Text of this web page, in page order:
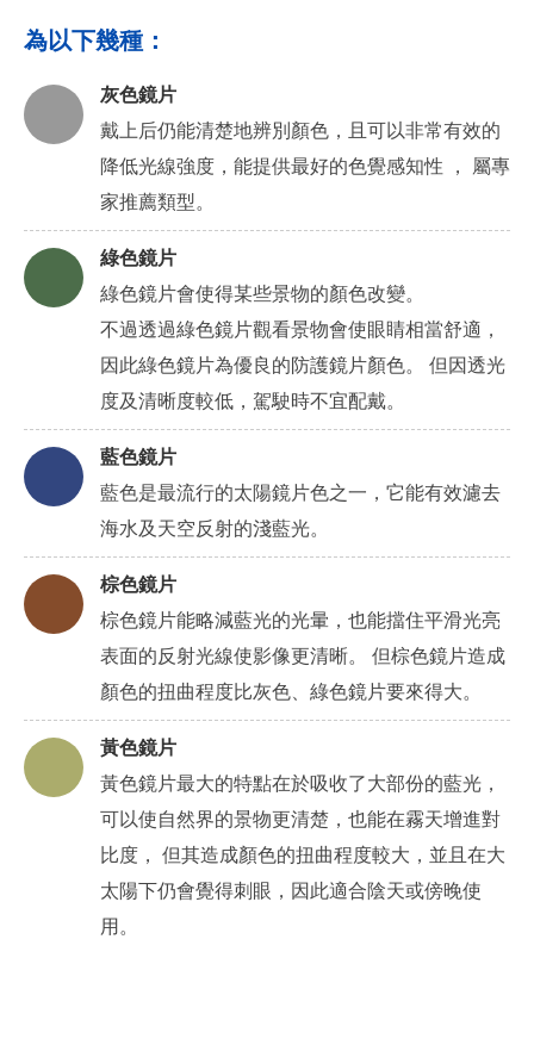
為以下幾種：
灰色鏡片
戴上后仍能清楚地辨別顏色，且可以非常有效的
降低光線強度，能提供最好的色覺感知性 ， 屬專
家推薦類型。
綠色鏡片
綠色鏡片會使得某些景物的顏色改變。
不過透過綠色鏡片觀看景物會使眼睛相當舒適，
因此綠色鏡片為優良的防護鏡片顏色。 但因透光
度及清晰度較低，駕駛時不宜配戴。
藍色鏡片
藍色是最流行的太陽鏡片色之一，它能有效濾去
海水及天空反射的淺藍光。
棕色鏡片
棕色鏡片能略減藍光的光暈，也能擋住平滑光亮
表面的反射光線使影像更清晰。 但棕色鏡片造成
顏色的扭曲程度比灰色、綠色鏡片要來得大。
黃色鏡片
黃色鏡片最大的特點在於吸收了大部份的藍光，
可以使自然界的景物更清楚，也能在霧天增進對
比度， 但其造成顏色的扭曲程度較大，並且在大
太陽下仍會覺得刺眼，因此適合陰天或傍晚使
用。